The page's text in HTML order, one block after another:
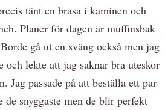
tänt en brasa i kaminen och
Planer för dagen är muffinsbak
gå ut en sväng också men jag
och lekte att jag saknar bra uteskor
Jag passade på att beställa ett par
snyggaste men de blir perfekt